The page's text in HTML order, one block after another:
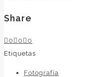
Share
0 0
0
Etiquetas
Fotografía